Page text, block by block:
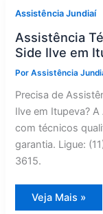
em
Itupeva
Assistência
Jundiaí
Assistência Jundiaí
Assistência
Side Ilve em
PorAssistência
Precisa de
Ilve em Itupeva?
com técnicos
garantia. Ligue:
3615.
Assistência
Técnica
Veja Mais »